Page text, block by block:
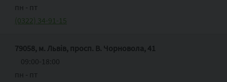
пн ‑ пт
(0322) 34-91-15
79058, м. Львів, просп. В. Чорновола, 41
09:00-18:00
пн ‑ пт